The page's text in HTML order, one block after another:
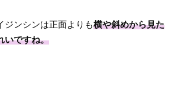
ジンシンは正面よりも横や斜めから見た
いですね。